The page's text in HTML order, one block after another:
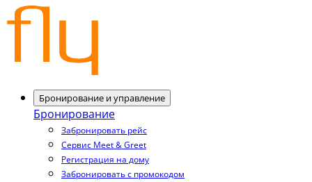
Бронирование и управление
Бронирование
Забронировать рейс
Сервис Meet & Greet
Регистрация на дому
Забронировать с промокодом